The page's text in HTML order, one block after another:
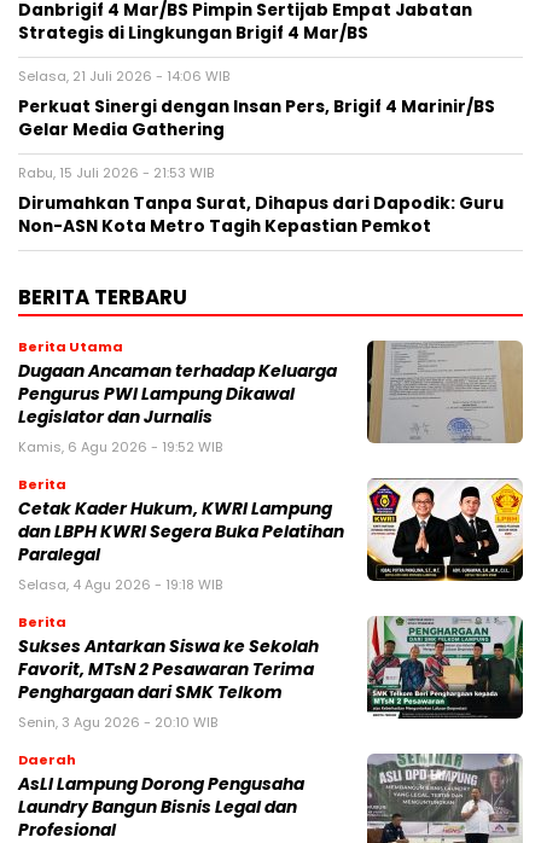
Danbrigif 4 Mar/BS Pimpin Sertijab Empat Jabatan
Strategis di Lingkungan Brigif 4 Mar/BS
Selasa, 21 Juli 2026 - 14:06 WIB
Perkuat Sinergi dengan Insan Pers, Brigif 4 Marinir/BS
Gelar Media Gathering
Rabu, 15 Juli 2026 - 21:53 WIB
Dirumahkan Tanpa Surat, Dihapus dari Dapodik: Guru
Non-ASN Kota Metro Tagih Kepastian Pemkot
BERITA TERBARU
Berita Utama
Dugaan Ancaman terhadap Keluarga
Pengurus PWI Lampung Dikawal
Legislator dan Jurnalis
Kamis, 6 Agu 2026 - 19:52 WIB
Berita
Cetak Kader Hukum, KWRI Lampung
dan LBPH KWRI Segera Buka Pelatihan
Paralegal
Selasa, 4 Agu 2026 - 19:18 WIB
Berita
Sukses Antarkan Siswa ke Sekolah
Favorit, MTsN 2 Pesawaran Terima
Penghargaan dari SMK Telkom
Senin, 3 Agu 2026 - 20:10 WIB
Daerah
AsLI Lampung Dorong Pengusaha
Laundry Bangun Bisnis Legal dan
Profesional